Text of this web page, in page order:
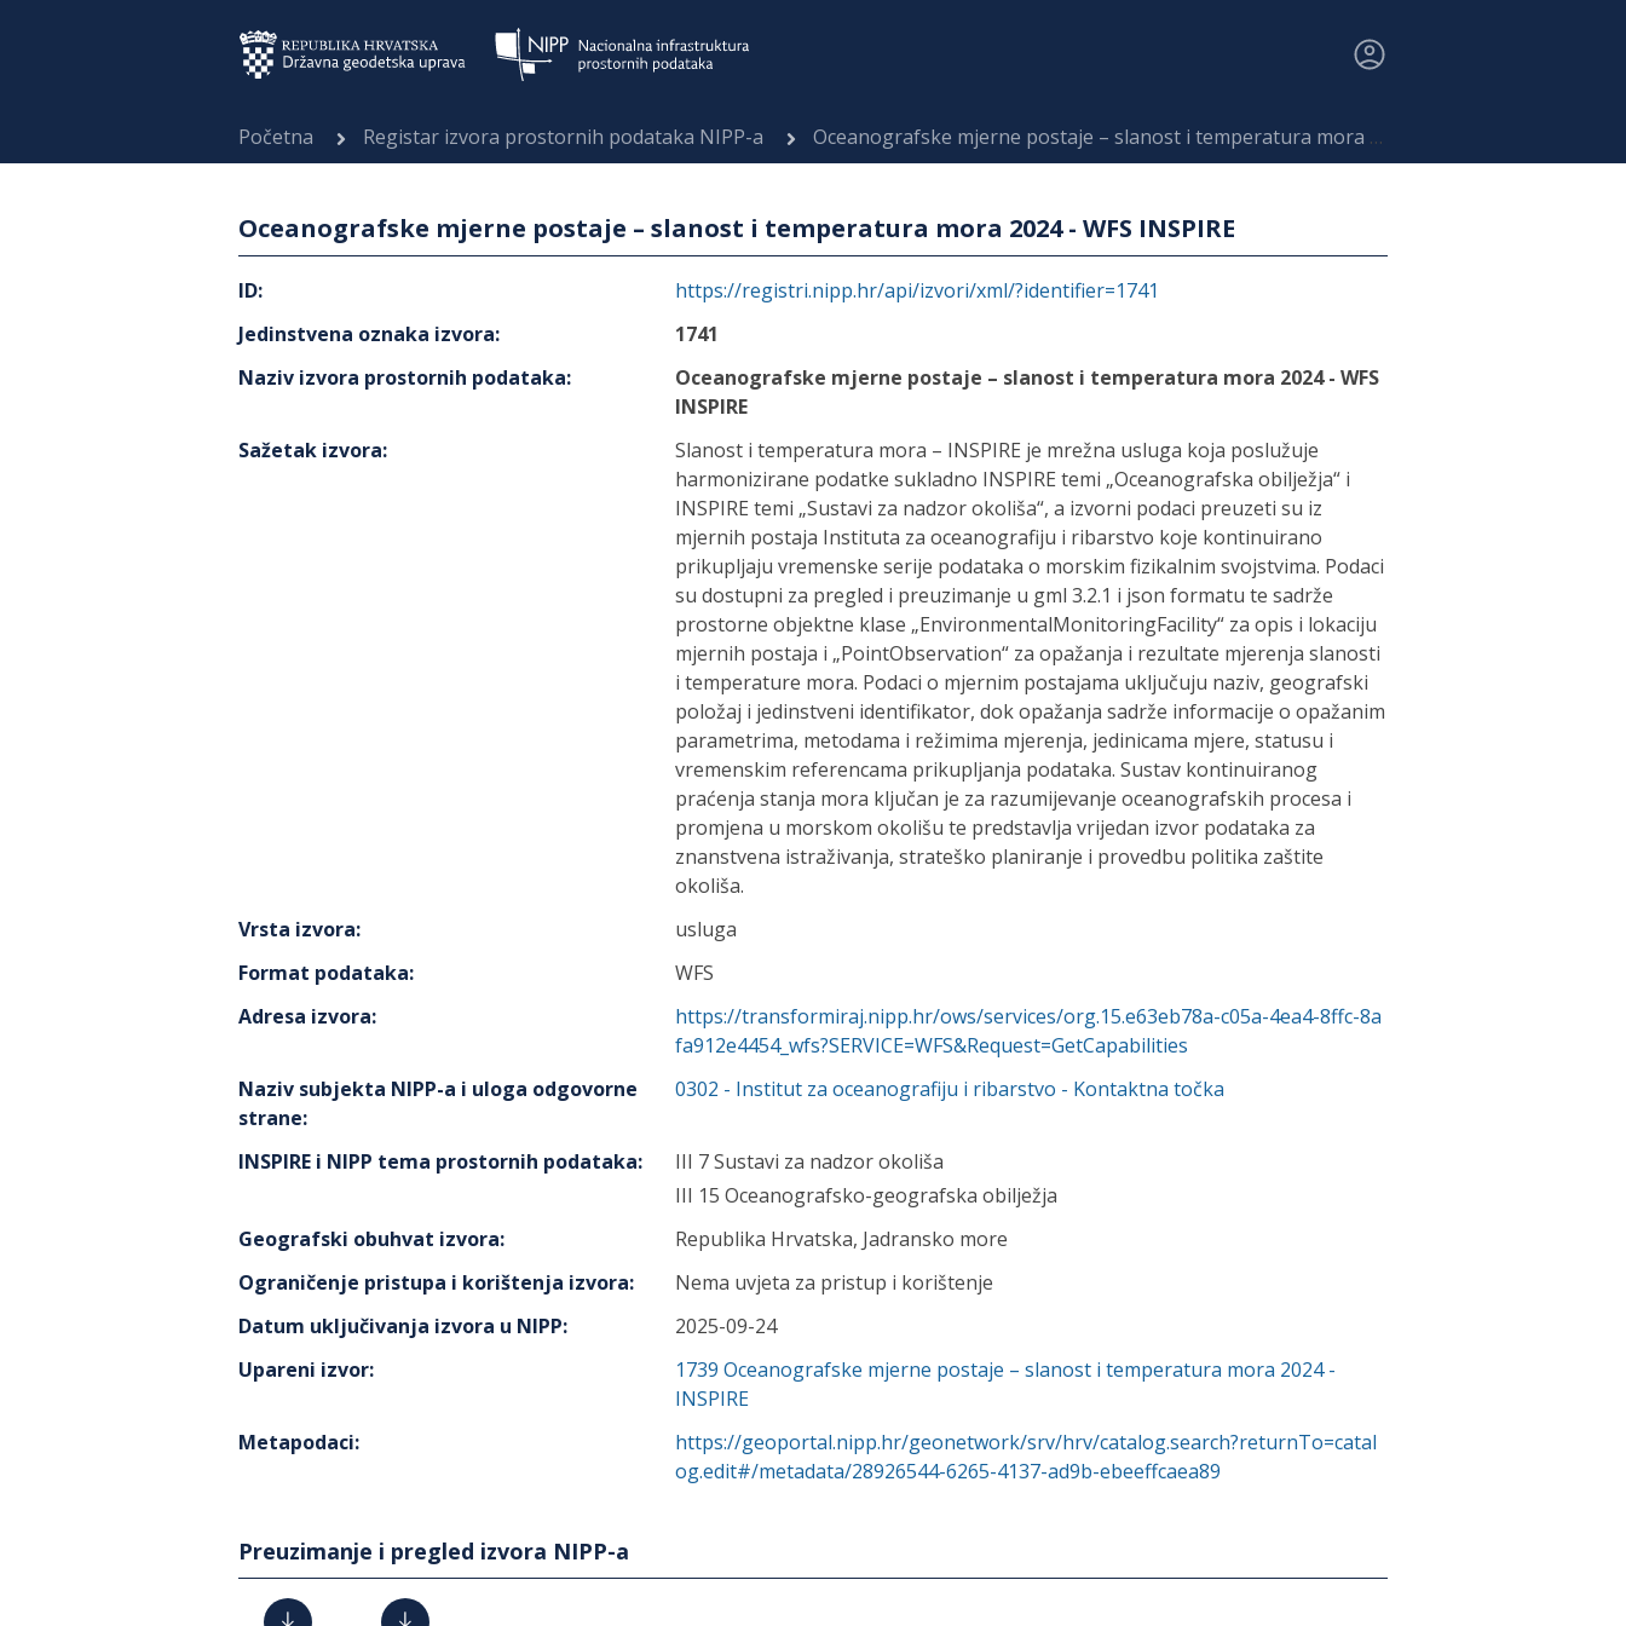
Početna Registar izvora prostornih podataka NIPP-a Oceanografske mjerne postaje – slanost i temperatura mora 2024 - WFS INSPIRE
Oceanografske mjerne postaje – slanost i temperatura mora 2024 - WFS INSPIRE
ID:
https://registri.nipp.hr/api/izvori/xml/?identifier=1741
Jedinstvena oznaka izvora:
1741
Naziv izvora prostornih podataka:
Oceanografske mjerne postaje – slanost i temperatura mora 2024 - WFS
INSPIRE
Sažetak izvora:
Slanost i temperatura mora – INSPIRE je mrežna usluga koja poslužuje
harmonizirane podatke sukladno INSPIRE temi „Oceanografska obilježja“ i
INSPIRE temi „Sustavi za nadzor okoliša“, a izvorni podaci preuzeti su iz
mjernih postaja Instituta za oceanografiju i ribarstvo koje kontinuirano
prikupljaju vremenske serije podataka o morskim fizikalnim svojstvima. Podaci
su dostupni za pregled i preuzimanje u gml 3.2.1 i json formatu te sadrže
prostorne objektne klase „EnvironmentalMonitoringFacility“ za opis i lokaciju
mjernih postaja i „PointObservation“ za opažanja i rezultate mjerenja slanosti
i temperature mora. Podaci o mjernim postajama uključuju naziv, geografski
položaj i jedinstveni identifikator, dok opažanja sadrže informacije o opažanim
parametrima, metodama i režimima mjerenja, jedinicama mjere, statusu i
vremenskim referencama prikupljanja podataka. Sustav kontinuiranog
praćenja stanja mora ključan je za razumijevanje oceanografskih procesa i
promjena u morskom okolišu te predstavlja vrijedan izvor podataka za
znanstvena istraživanja, strateško planiranje i provedbu politika zaštite
okoliša.
Vrsta izvora:
usluga
Format podataka:
WFS
Adresa izvora:
https://transformiraj.nipp.hr/ows/services/org.15.e63eb78a-c05a-4ea4-8ffc-8a
fa912e4454_wfs?SERVICE=WFS&Request=GetCapabilities
Naziv subjekta NIPP-a i uloga odgovorne
strane:
0302 - Institut za oceanografiju i ribarstvo - Kontaktna točka
INSPIRE i NIPP tema prostornih podataka:
III 7 Sustavi za nadzor okoliša
III 15 Oceanografsko-geografska obilježja
Geografski obuhvat izvora:
Republika Hrvatska, Jadransko more
Ograničenje pristupa i korištenja izvora:
Nema uvjeta za pristup i korištenje
Datum uključivanja izvora u NIPP:
2025-09-24
Upareni izvor: 1739 Oceanografske mjerne postaje – slanost i temperatura mora 2024 -
INSPIRE
Metapodaci:
https://geoportal.nipp.hr/geonetwork/srv/hrv/catalog.search?returnTo=catal
og.edit#/metadata/28926544-6265-4137-ad9b-ebeeffcaea89
Preuzimanje i pregled izvora NIPP-a